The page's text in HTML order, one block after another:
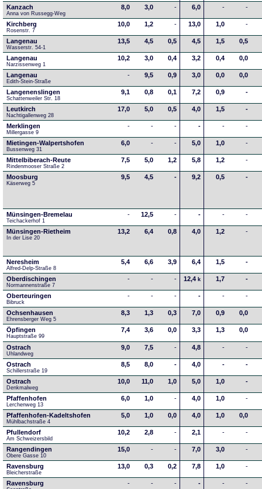
Kanzach
Anna von Russegg-Weg
8,0 3,0 - 6,0 - -
Kirchberg
Rosenstr. 7
10,0 1,2 - 13,0 1,0 -
Langenau
Wasserstr. 54-1
13,5 4,5 0,5 4,5 1,5 0,5
Langenau
Narzissenweg 1
10,2 3,0 0,4 3,2 0,4 0,0
Langenau
Edith-Stein-Straße
- 9,5 0,9 3,0 0,0 0,0
Langenenslingen
Schattenweiler Str. 18
9,1 0,8 0,1 7,2 0,9 -
Leutkirch
Nachtigallenweg 28
17,0 5,0 0,5 4,0 1,5 -
Merklingen
Millergasse 9
- - - - - -
Mietingen-Walpertshofen
Bussenweg 31
6,0 - - 5,0 1,0 -
Mittelbiberach-Reute
Rindenmooser Straße 2
7,5 5,0 1,2 5,8 1,2 -
Moosburg
Käserweg 5
9,5 4,5 - 9,2 0,5 -
Münsingen-Bremelau
Teichackerhof 1
- 12,5 - - - -
Münsingen-Rietheim
In der Lise 20
13,2 6,4 0,8 4,0 1,2 -
Neresheim
Alfred-Delp-Straße 8
5,4 6,6 3,9 6,4 1,5 -
Oberdischingen
Normannenstraße 7
- - - 12,4 k 1,7 -
Oberteuringen
Bibruck
- - - - - -
Ochsenhausen
Ehrensberger Weg 5
8,3 1,3 0,3 7,0 0,9 0,0
Öpfingen
Hauptstraße 99
7,4 3,6 0,0 3,3 1,3 0,0
Ostrach
Uhlandweg
9,0 7,5 - 4,8 - -
Ostrach
Schillerstraße 19
8,5 8,0 - 4,0 - -
Ostrach
Denkmalweg
10,0 11,0 1,0 5,0 1,0 -
Pfaffenhofen
Lerchenweg 13
6,0 1,0 - 4,0 1,0 -
Pfaffenhofen-Kadeltshofen
Mühlbachstraße 4
5,0 1,0 0,0 4,0 1,0 0,0
Pfullendorf
Am Schweizersbild
10,2 2,8 - 2,1 - -
Rangendingen
Obere Gasse 10
15,0 - - 7,0 3,0 -
Ravensburg
Bleicherstraße
13,0 0,3 0,2 7,8 1,0 -
Ravensburg - - - - - -